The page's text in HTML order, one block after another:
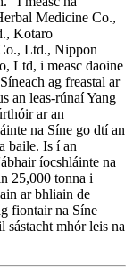
Medicine Co.,
Kotaro
Ltd., Nippon
Ltd, i measc daoine
ag freastal ar
an leas-rúnaí Yang
ar an
na Síne go dtí an
baile. Is í an
íocshláinte na
25,000 tonna i
ar bhliain de
fiontair na Síne
sástacht mhór leis na